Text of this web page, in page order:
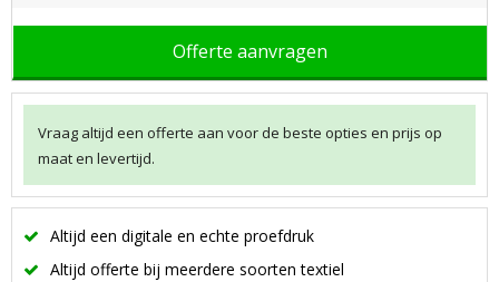
Offerte aanvragen
Vraag altijd een offerte aan voor de beste opties en prijs op
maat en levertijd.
Altijd een digitale en echte proefdruk
Altijd offerte bij meerdere soorten textiel